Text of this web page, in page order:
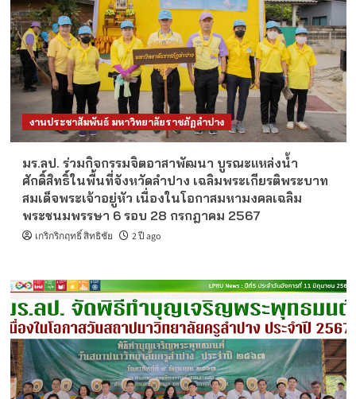
งานประชาสัมพันธ์ มหาวิทยาลัยราชภัฏลำปาง
มร.ลป. ร่วมกิจกรรมจิตอาสาพัฒนา บูรณะแหล่งน้ำ
ศักดิ์สิทธิ์ในพื้นที่จังหวัดลำปาง เฉลิมพระเกียรติพระบาท
สมเด็จพระเจ้าอยู่หัว เนื่องในโอกาสมหามงคลเฉลิม
พระชนมพรรษา 6 รอบ 28 กรกฎาคม 2567
เกริกริกฤทธิ์ สิทธิชัย 2 ปี ago